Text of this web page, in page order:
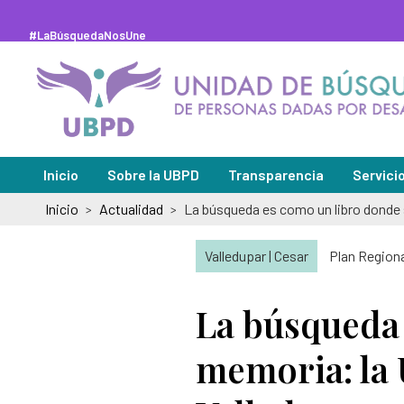
contenido#LaBúsquedaNosUne
Inicio Sobre la UBPD
Misión y visión
Directora general
Glosario de la búsqueda
Información de la entidad
Transparencia
Sedes
Inicio > Actualidad >
Valledupar | Cesar Plan
La
memoria: la